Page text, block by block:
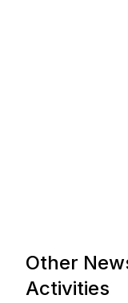
Other
Activities